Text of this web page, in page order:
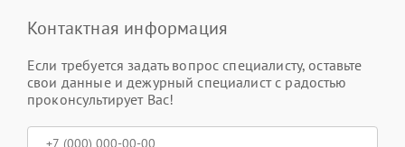
Контактная информация
Если требуется задать вопрос специалисту, оставьте
свои данные и дежурный специалист с радостью
проконсультирует Вас!